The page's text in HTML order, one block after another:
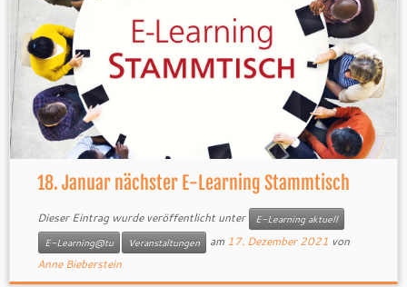
18. Januar nächster E-Learning Stammtisch
Dieser Eintrag wurde veröffentlicht unter
E-Learning aktuell
E-Learning@tu
Veranstaltungen am 17. Dezember 2021 von
Anne Bieberstein